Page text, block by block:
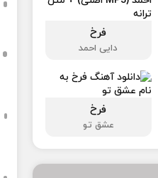
فرخ
دایی احمد
فرخ
عشق تو